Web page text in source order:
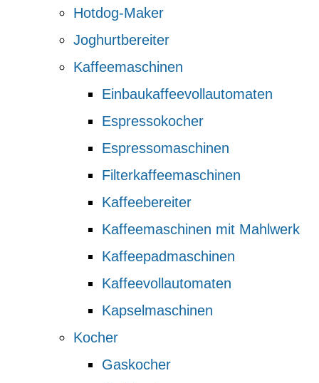
Hotdog-Maker
Joghurtbereiter
Kaffeemaschinen
Einbaukaffeevollautomaten
Espressokocher
Espressomaschinen
Filterkaffeemaschinen
Kaffeebereiter
Kaffeemaschinen mit Mahlwerk
Kaffeepadmaschinen
Kaffeevollautomaten
Kapselmaschinen
Kocher
Gaskocher